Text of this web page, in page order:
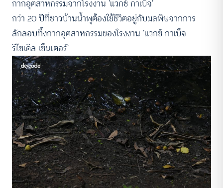
กากอุตสาหกรรมจากโรงงาน ‘แวกซ์ กาเบ็จ’
กว่า 20 ปีที่ชาวบ้านน้ำพุต้องใช้ชีวิตอยู่กับมลพิษจากการ
ลักลอบทิ้งกากอุตสาหกรรมของโรงงาน ‘แวกซ์ กาเบ็จ
รีไซเคิล เซ็นเตอร์’